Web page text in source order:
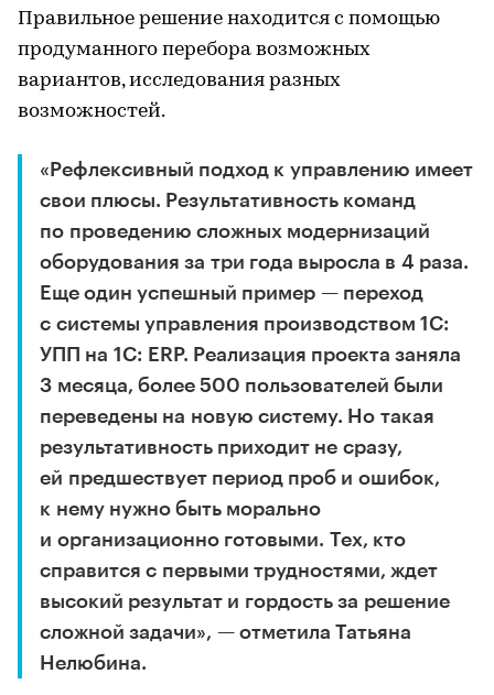
Правильное решение находится с помощью
продуманного перебора возможных
вариантов, исследования разных
возможностей.
«Рефлексивный подход к управлению имеет
свои плюсы. Результативность команд
по проведению сложных модернизаций
оборудования за три года выросла в 4 раза.
Еще один успешный пример — переход
с системы управления производством 1С:
УПП на 1С: ERP. Реализация проекта заняла
3 месяца, более 500 пользователей были
переведены на новую систему. Но такая
результативность приходит не сразу,
ей предшествует период проб и ошибок,
к нему нужно быть морально
и организационно готовыми. Тех, кто
справится с первыми трудностями, ждет
высокий результат и гордость за решение
сложной задачи», — отметила Татьяна
Нелюбина.